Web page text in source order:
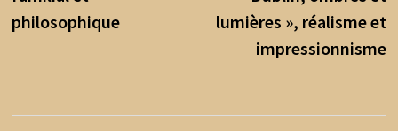
philosophique
lumières », réalisme et
impressionnisme